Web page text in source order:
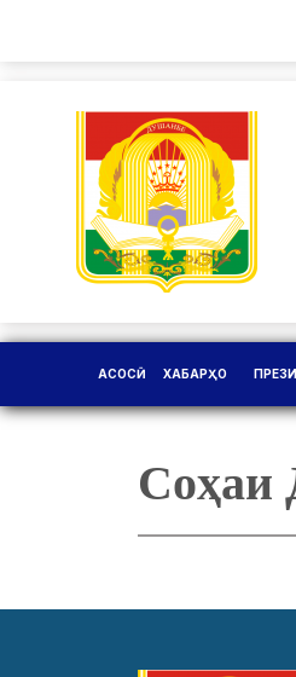
АСОСӢ ХАБАРҲО
Соҳаи